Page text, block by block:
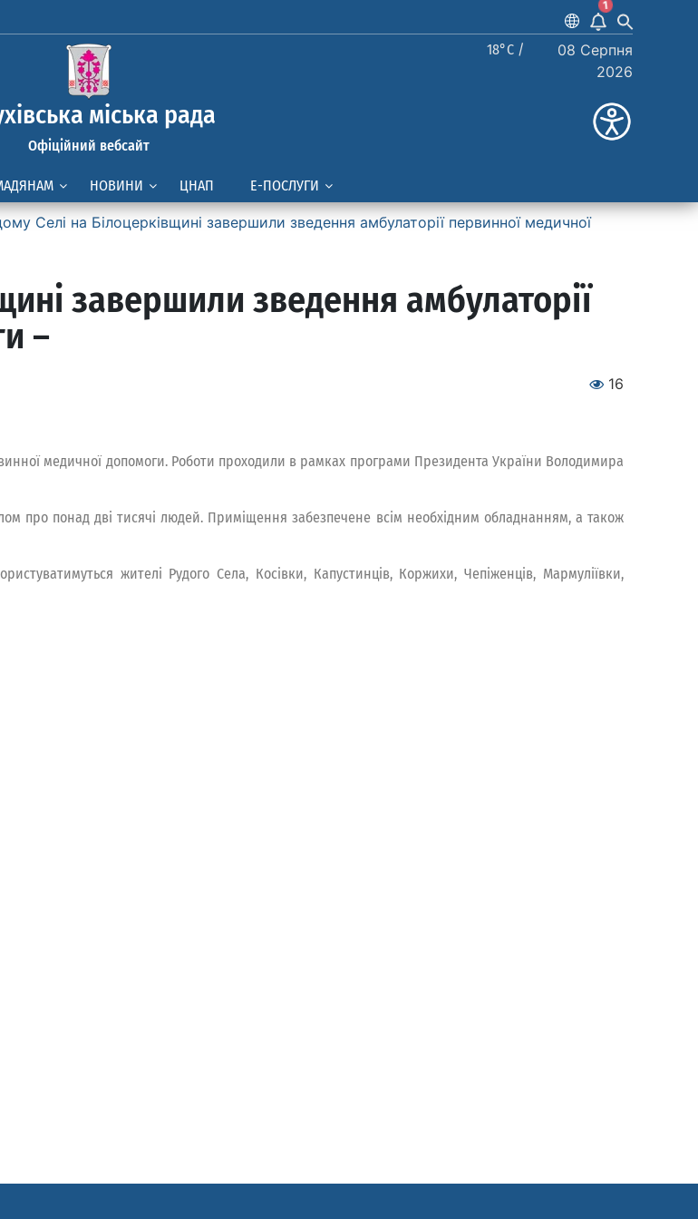
1
міська рада
Офіційний вебсайт
18°C /
08 Серпня
2026
НОВИНИ ЦНАП Е-ПОСЛУГИ
Селі на Білоцерківщині завершили зведення амбулаторії первинної медичної
завершили зведення амбулаторії
–
16
медичної допомоги. Роботи проходили в рамках програми Президента України Володимира
про понад дві тисячі людей. Приміщення забезпечене всім необхідним обладнанням, а також
жителі Рудого Села, Косівки, Капустинців, Коржихи, Чепіженців, Мармуліївки,